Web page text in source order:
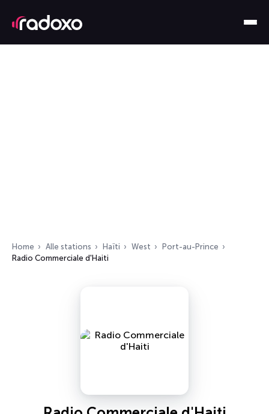
Home Alle stations Haïti West
Port-au-Prince
Radio Commerciale d'Haiti